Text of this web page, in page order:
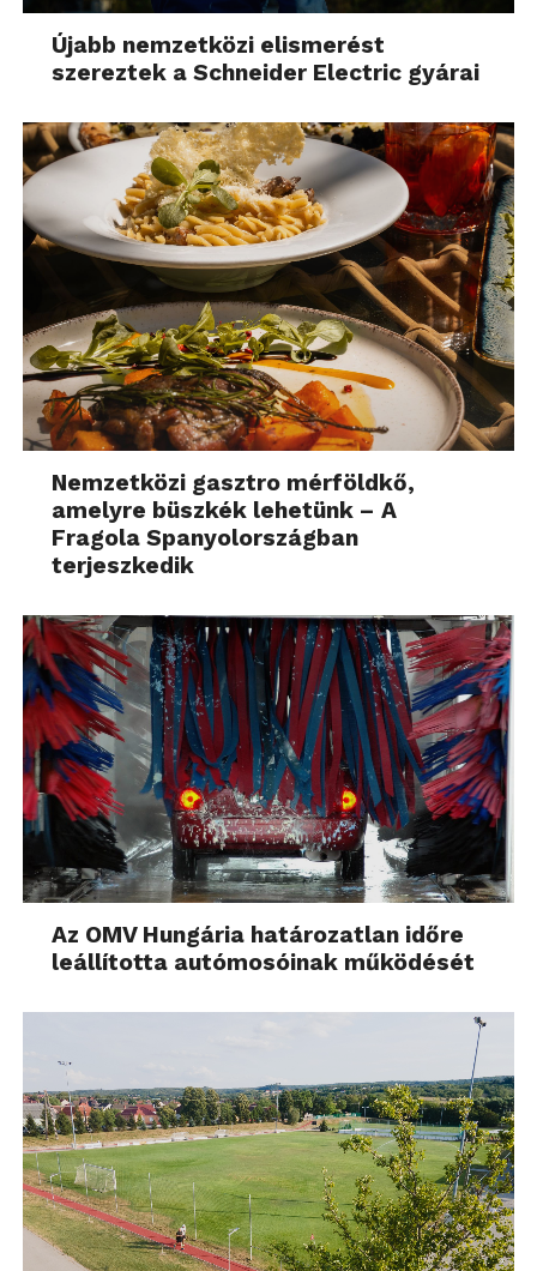
Újabb nemzetközi elismerést
szereztek a Schneider Electric gyárai
Nemzetközi gasztro mérföldkő,
amelyre büszkék lehetünk – A
Fragola Spanyolországban
terjeszkedik
Az OMV Hungária határozatlan időre
leállította autómosóinak működését